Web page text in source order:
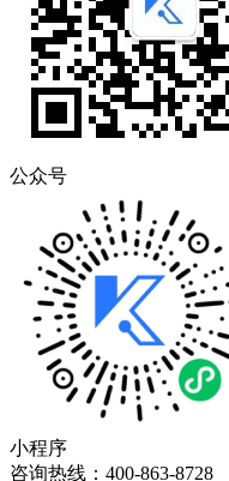
公众号
小程序
咨询热线：400-863-8728